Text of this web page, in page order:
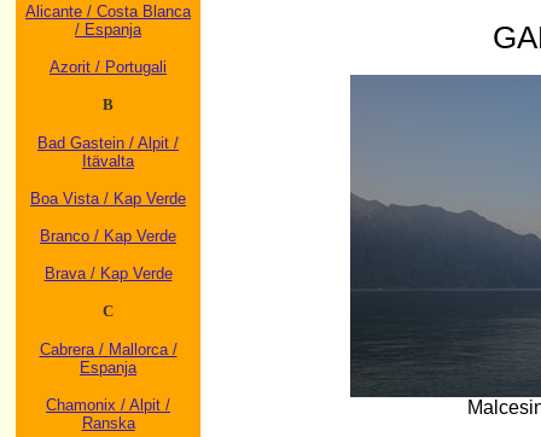
Alicante / Costa Blanca
/ Espanja
Azorit / Portugali
B
Bad Gastein / Alpit /
Itävalta
Boa Vista / Kap Verde
Branco / Kap Verde
Brava / Kap Verde
C
Cabrera / Mallorca /
Espanja
Chamonix / Alpit /
Ranska